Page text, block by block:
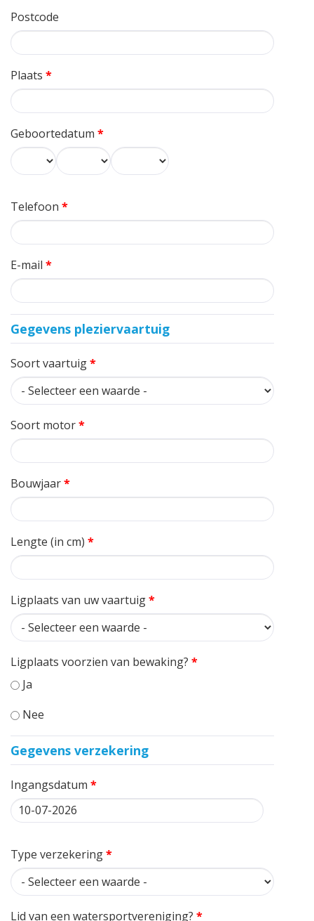
Postcode
Plaats *
Geboortedatum *
Dag
Maand Jaar
Telefoon *
E-mail *
Gegevens pleziervaartuig
Soort vaartuig*
Soort motor*
Bouwjaar*
Lengte (in cm) *
Ligplaats van uw vaartuig*
Ligplaats voorzien van bewaking? *
Ja
Nee
Gegevens verzekering
Ingangsdatum *
Datum
Type verzekering*
Lid van een watersportvereniging? *